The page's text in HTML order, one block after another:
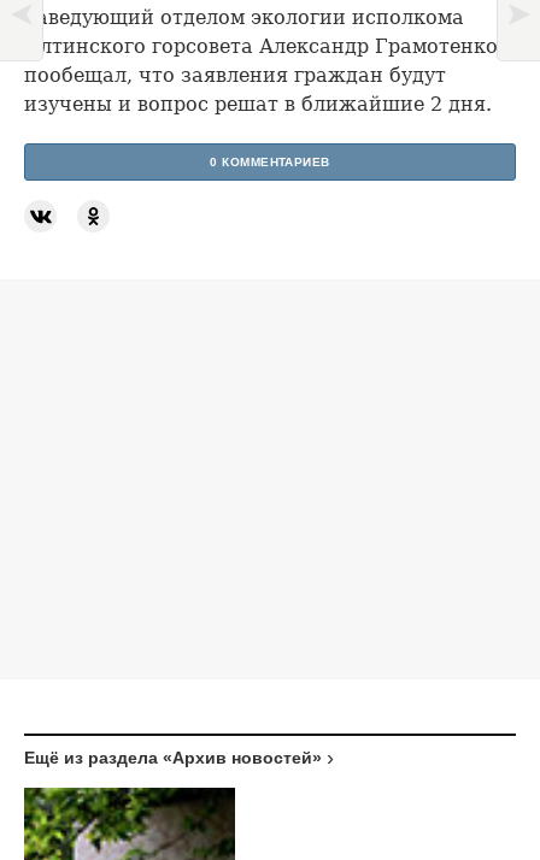
Заведующий отделом экологии исполкома
Ялтинского горсовета Александр Грамотенко
пообещал, что заявления граждан будут
изучены и вопрос решат в ближайшие 2 дня.
0 КОММЕНТАРИЕВ
Ещё из раздела «Архив новостей»